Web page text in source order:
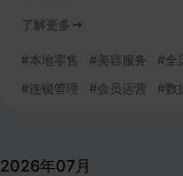
了解更多
#本地零售 #美容服务 #全
#连锁管理 #会员运营 #数
2026年07月